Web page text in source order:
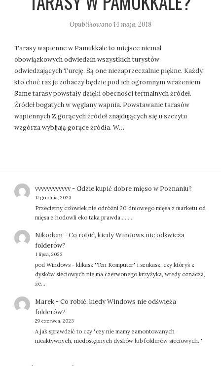
Opublikowano 14 maja, 2018
Tarasy wapienne w Pamukkale to miejsce niemal
obowiązkowych odwiedzin wszystkich turystów
odwiedzających Turcję. Są one niezaprzeczalnie piękne. Każdy,
kto choć raz je zobaczy będzie pod ich ogromnym wrażeniem.
Same tarasy powstały dzięki obecności termalnych źródeł.
Źródeł bogatych w węglany wapnia. Powstawanie tarasów
wapiennych Z gorących źródeł znajdujących się u szczytu
wzgórza wybijają gorące źródła. W…
vvvvvvvvvvvv-Gdzie kupić dobre mięso w Poznaniu?
17 grudnia, 2023
Przecietny człowiek nie odróżni 20 dniowego mięsa z marketu od
mięsa z hodowli eko taka prawda.........
Nikodem-Co robić, kiedy Windows nie odświeża
folderów?
1 lipca, 2023
pod Windows - klikasz "Ten Komputer" i szukasz, czy któryś z
dysków sieciowych nie ma czerwonego krzyżyka, wtedy oznacza,
że…
Marek-Co robić, kiedy Windows nie odświeża
folderów?
29 czerwca, 2023
A jak sprawdzić to czy "czy nie mamy zamontowanych
nieaktywnych, niedostępnych dysków lub folderów sieciowych. "